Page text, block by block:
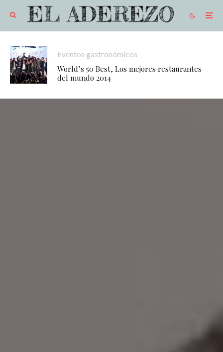
Eventos gastronómicos
World’s 50 Best, Los mejores restaurantes
del mundo 2014